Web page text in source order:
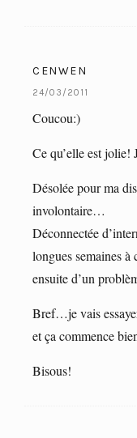
CENWEN
24/03/2011
Coucou:)
Ce qu’elle est jolie!
Désolée pour ma
involontaire…
Déconnectée
longues semaines à
ensuite d’un
Bref…je vais
et ça commence
Bisous!